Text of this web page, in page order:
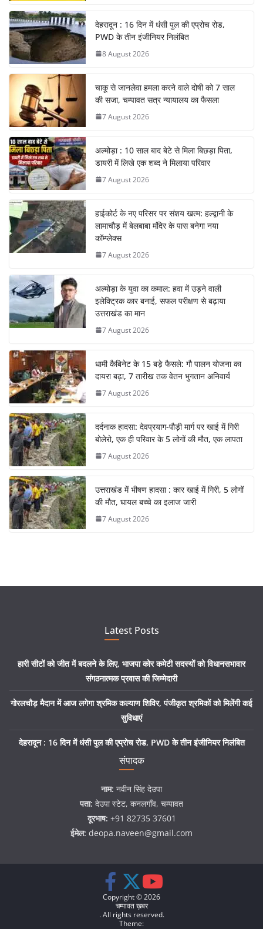
देहरादून : 16 दिन में धंसी पुल की एप्रोच रोड,
PWD के तीन इंजीनियर निलंबित
8 August 2026
चाकू से जानलेवा हमला करने वाले दोषी को 7 साल
की सजा, चम्पावत सत्र न्यायालय का फैसला
7 August 2026
अल्मोड़ा : 10 साल बाद बेटे से मिला बिछड़ा पिता,
डायरी में लिखे एक शब्द ने मिलाया परिवार
7 August 2026
हाईकोर्ट के नए परिसर पर संशय खत्म: हल्द्वानी के
लामाचौड़ में बेलबाबा मंदिर के पास बनेगा नया
कॉम्प्लेक्स
7 August 2026
अल्मोड़ा के युवा का कमाल: हवा में उड़ने वाली
इलेक्ट्रिक कार बनाई, सफल परीक्षण से बढ़ाया
उत्तराखंड का मान
7 August 2026
धामी कैबिनेट के 15 बड़े फैसले: गौ पालन योजना का
दायरा बढ़ा, 7 तारीख तक वेतन भुगतान अनिवार्य
7 August 2026
दर्दनाक हादसा: देवप्रयाग-पौड़ी मार्ग पर खाई में गिरी
बोलेरो, एक ही परिवार के 5 लोगों की मौत, एक लापता
7 August 2026
उत्तराखंड में भीषण हादसा : कार खाई में गिरी, 5 लोगों
की मौत, घायल बच्चे का इलाज जारी
7 August 2026
Latest Posts
हारी सीटों को जीत में बदलने के लिए, भाजपा कोर कमेटी सदस्यों को विधानसभावार
संगठनात्मक प्रवास की जिम्मेदारी
गोरलचौड़ मैदान में आज लगेगा श्रमिक कल्याण शिविर, पंजीकृत श्रमिकों को मिलेंगी कई
सुविधाएं
देहरादून : 16 दिन में धंसी पुल की एप्रोच रोड, PWD के तीन इंजीनियर निलंबित
संपादक
नाम: नवीन सिंह देउपा
पता: देउपा स्टेट, कनलगाँव, चम्पावत
दूरभाष: +91 82735 37601
ईमेल: deopa.naveen@gmail.com
Copyright © 2026
चम्पावत ख़बर
. All rights reserved.
Theme: